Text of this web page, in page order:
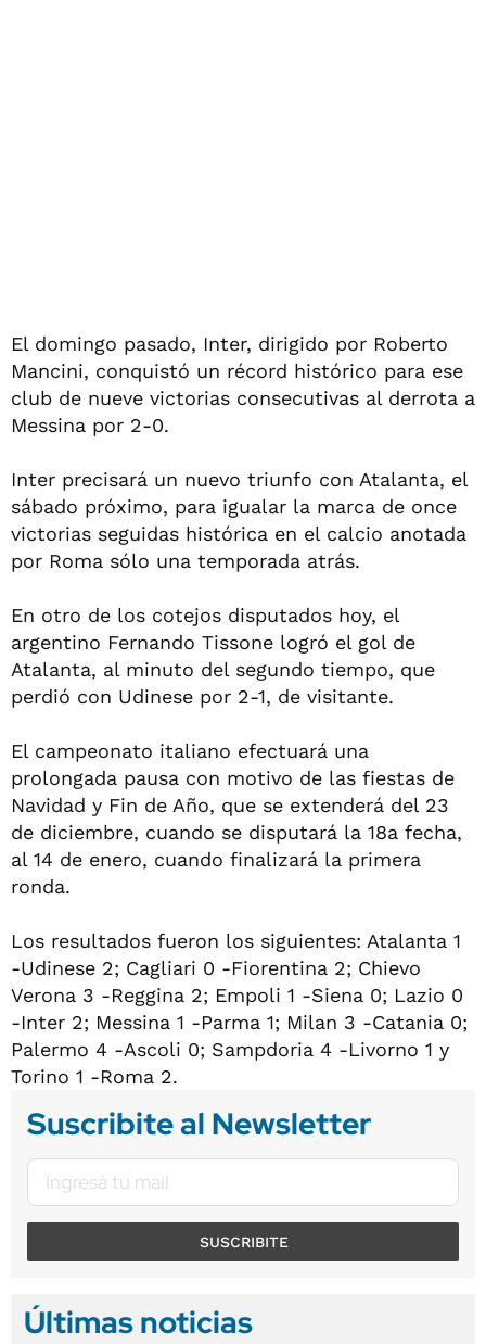
El domingo pasado, Inter, dirigido por Roberto
Mancini, conquistó un récord histórico para ese
club de nueve victorias consecutivas al derrota a
Messina por 2-0.
Inter precisará un nuevo triunfo con Atalanta, el
sábado próximo, para igualar la marca de once
victorias seguidas histórica en el calcio anotada
por Roma sólo una temporada atrás.
En otro de los cotejos disputados hoy, el
argentino Fernando Tissone logró el gol de
Atalanta, al minuto del segundo tiempo, que
perdió con Udinese por 2-1, de visitante.
El campeonato italiano efectuará una
prolongada pausa con motivo de las fiestas de
Navidad y Fin de Año, que se extenderá del 23
de diciembre, cuando se disputará la 18a fecha,
al 14 de enero, cuando finalizará la primera
ronda.
Los resultados fueron los siguientes: Atalanta 1
-Udinese 2; Cagliari 0 -Fiorentina 2; Chievo
Verona 3 -Reggina 2; Empoli 1 -Siena 0; Lazio 0
-Inter 2; Messina 1 -Parma 1; Milan 3 -Catania 0;
Palermo 4 -Ascoli 0; Sampdoria 4 -Livorno 1 y
Torino 1 -Roma 2.
Suscribite al Newsletter
SUSCRIBITE
Últimas noticias